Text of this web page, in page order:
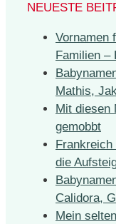
NEUESTE
Vornamen
Familien –
Mathis,
Mit diesen
gemobbt
die
Calidora,
Mein